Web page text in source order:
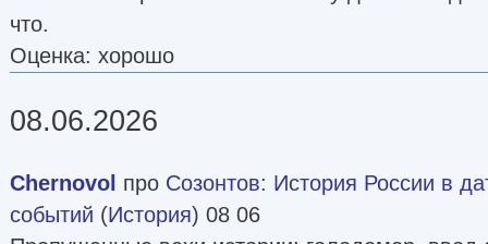
что.
Оценка: хорошо
08.06.2026
Chernovol про Созонтов: История России в
событий (История) 08 06